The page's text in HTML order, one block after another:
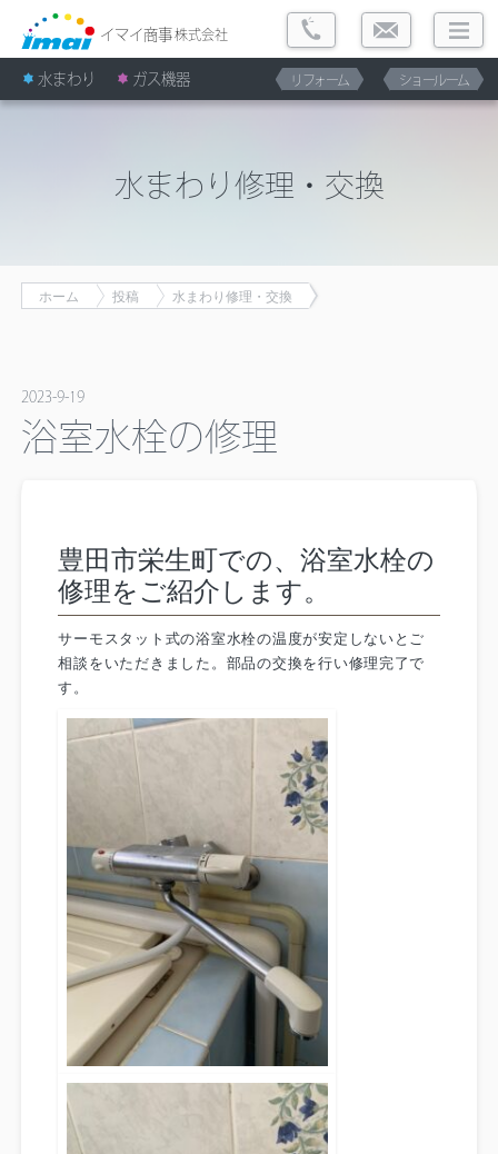
イマイ商事株式会社
水まわり ガス機器 リフォーム ショールーム
水まわり修理・交換
ホーム 投稿 水まわり修理・交換
2023-9-19
浴室水栓の修理
豊田市栄生町での、浴室水栓の
修理をご紹介します。
サーモスタット式の浴室水栓の温度が安定しないとご
相談をいただきました。部品の交換を行い修理完了で
す。